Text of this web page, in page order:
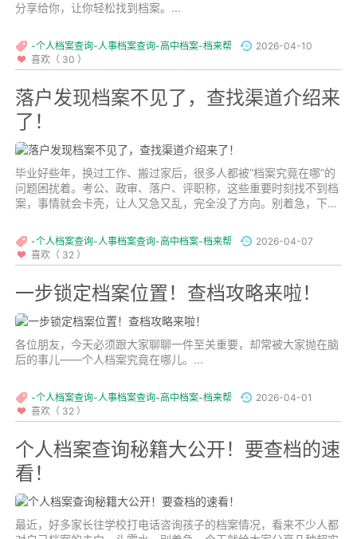
分享给你，让你轻松找到档案。...
-个人档案查询-人事档案查询-高中档案-档来帮
2026-04-10
喜欢（ 30 ）
落户发现档案不见了，查找渠道介绍来
了！
毕业好些年，换过工作、搬过家后，很多人都被“档案究竟在哪”的
问题困扰着。考公、政审、落户、评职称，这些重要时刻找不到档
案，事情就会卡壳，让人又急又乱，完全没了方向。别着急，下面
-个人档案查询-人事档案查询-高中档案-档来帮
2026-04-07
喜欢（ 32 ）
一步锁定档案位置！查档攻略来啦！
各位朋友，今天必须跟大家聊聊一件至关重要，却常被大家抛在脑
后的事儿——个人档案究竟在哪儿。...
-个人档案查询-人事档案查询-高中档案-档来帮
2026-04-01
喜欢（ 32 ）
个人档案查询秘籍大公开！要查档的速
看！
最近，好多家长往学校打电话咨询孩子的档案情况，看来不少人都